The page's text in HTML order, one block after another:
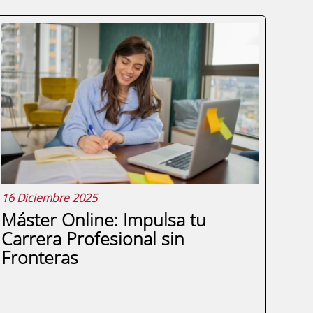
16 Diciembre 2025
Máster Online: Impulsa tu
Carrera Profesional sin
Fronteras